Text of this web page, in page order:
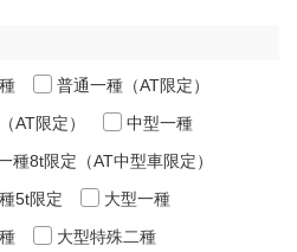
普通一種（AT限定）
AT限定）
中型一種
種8t限定（AT中型車限定）
5t限定
大型一種
大型特殊二種